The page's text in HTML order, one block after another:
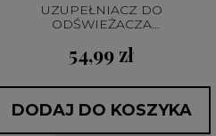
UZUPEŁNIACZ DO
ODŚWIEŻACZA
54,99 zł
DODAJ DO KOSZYKA